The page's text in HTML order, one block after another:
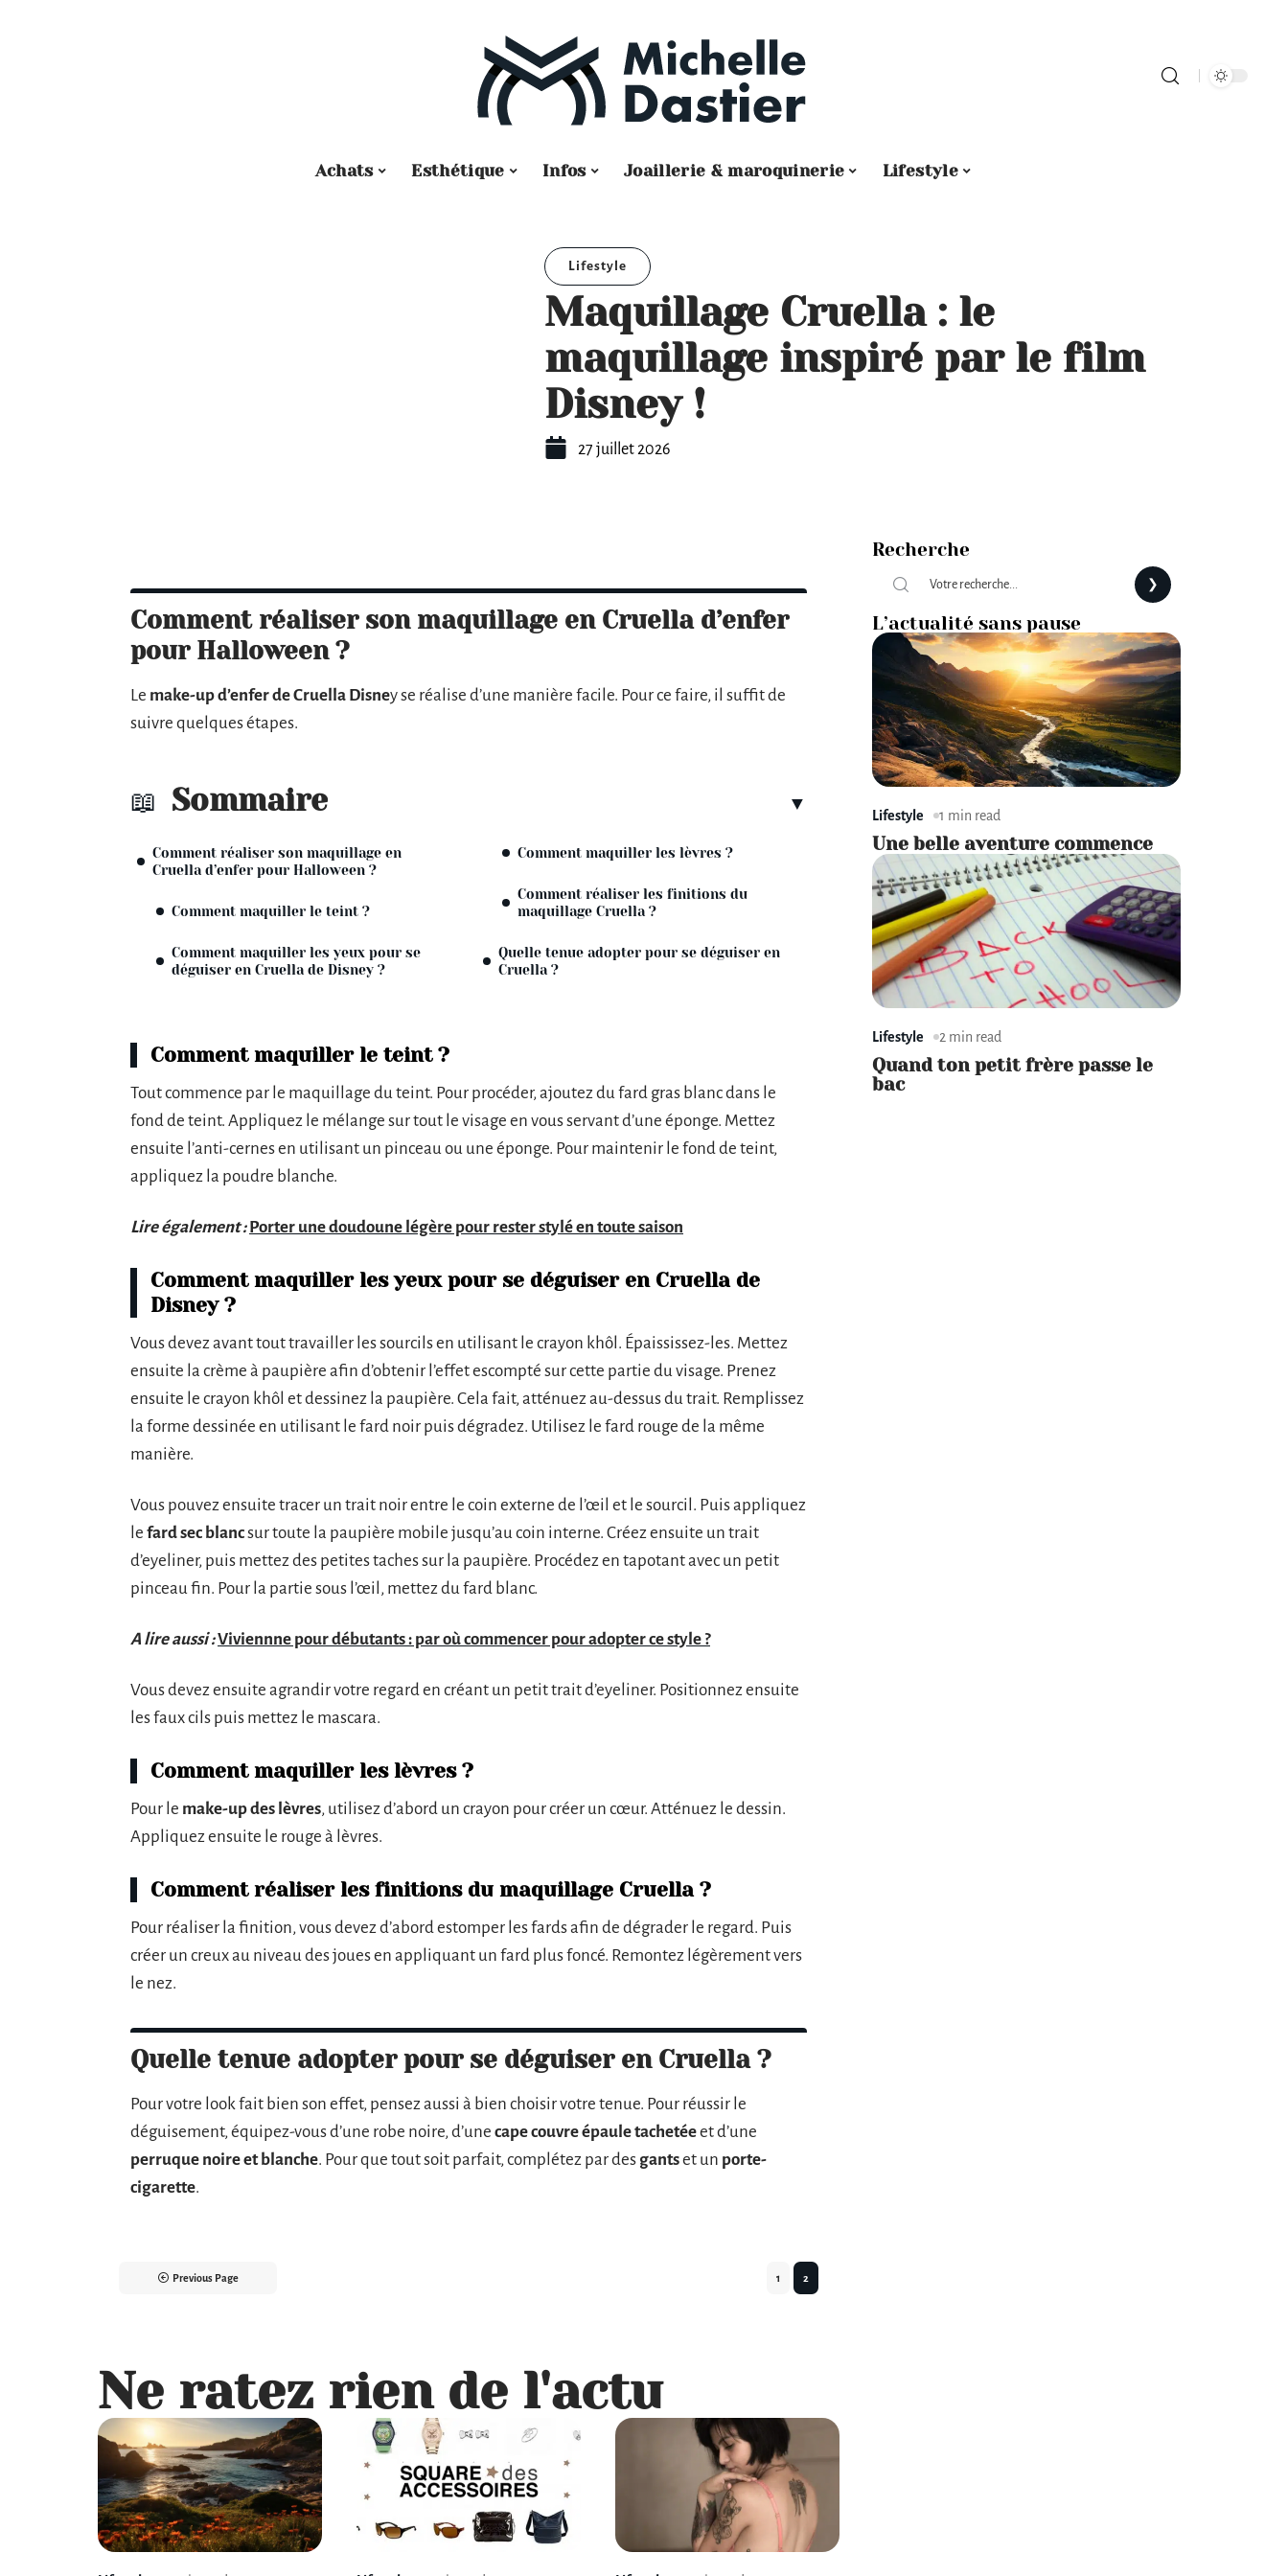
Achats Esthétique Infos Joaillerie & maroquinerie Lifestyle
Lifestyle
Maquillage Cruella : le
maquillage inspiré par le film
Disney !
27 juillet 2026
Comment réaliser son maquillage en Cruella d’enfer
pour Halloween ?
Le make-up d’enfer de Cruella Disney se réalise d’une manière facile. Pour ce faire, il suffit de
suivre quelques étapes.
Sommaire
Comment réaliser son maquillage en
Cruella d’enfer pour Halloween ?
Comment maquiller le teint ?
Comment maquiller les yeux pour se
déguiser en Cruella de Disney ?
Comment maquiller les lèvres ?
Comment réaliser les finitions du
maquillage Cruella ?
Quelle tenue adopter pour se déguiser en
Cruella ?
Comment maquiller le teint ?
Tout commence par le maquillage du teint. Pour procéder, ajoutez du fard gras blanc dans le
fond de teint. Appliquez le mélange sur tout le visage en vous servant d’une éponge. Mettez
ensuite l’anti-cernes en utilisant un pinceau ou une éponge. Pour maintenir le fond de teint,
appliquez la poudre blanche.
Lire également : Porter une doudoune légère pour rester stylé en toute saison
Comment maquiller les yeux pour se déguiser en Cruella de
Disney ?
Vous devez avant tout travailler les sourcils en utilisant le crayon khôl. Épaississez-les. Mettez
ensuite la crème à paupière afin d’obtenir l’effet escompté sur cette partie du visage. Prenez
ensuite le crayon khôl et dessinez la paupière. Cela fait, atténuez au-dessus du trait. Remplissez
la forme dessinée en utilisant le fard noir puis dégradez. Utilisez le fard rouge de la même
manière.
Vous pouvez ensuite tracer un trait noir entre le coin externe de l’œil et le sourcil. Puis appliquez
le fard sec blancsur toute la paupière mobile jusqu’au coin interne. Créez ensuite un trait
d’eyeliner, puis mettez des petites taches sur la paupière. Procédez en tapotant avec un petit
pinceau fin. Pour la partie sous l’œil, mettez du fard blanc.
A lire aussi :Viviennne pour débutants : par où commencer pour adopter ce style ?
Vous devez ensuite agrandir votre regard en créant un petit trait d’eyeliner. Positionnez ensuite
les faux cils puis mettez le mascara.
Comment maquiller les lèvres ?
Pour le make-up des lèvres, utilisez d’abord un crayon pour créer un cœur. Atténuez le dessin.
Appliquez ensuite le rouge à lèvres.
Comment réaliser les finitions du maquillage Cruella ?
Pour réaliser la finition, vous devez d’abord estomper les fards afin de dégrader le regard. Puis
créer un creux au niveau des joues en appliquant un fard plus foncé. Remontez légèrement vers
le nez.
Quelle tenue adopter pour se déguiser en Cruella ?
Pour votre look fait bien son effet, pensez aussi à bien choisir votre tenue. Pour réussir le
déguisement, équipez-vous d’une robe noire, d’une cape couvre épaule tachetéeet d’une
perruque noire et blanche. Pour que tout soit parfait, complétez par des gantset un porte-
cigarette.
Previous Page 1 2
Ne ratez rien de l'actu
Recherche
L’actualité sans pause
Lifestyle 1 min read
Une belle aventure commence
Lifestyle 2 min read
Quand ton petit frère passe le
bac